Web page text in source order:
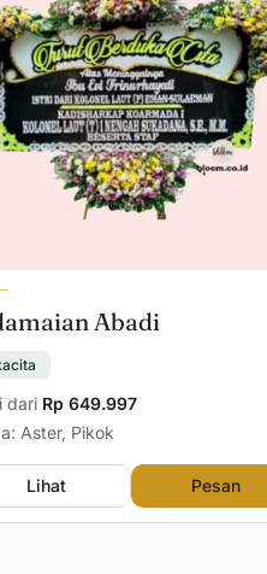
Abadi
dari Rp 649.997
Aster, Pikok
Lihat Pesan